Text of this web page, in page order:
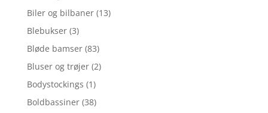
Biler og bilbaner (13)
Blebukser (3)
Bløde bamser (83)
Bluser og trøjer (2)
Bodystockings (1)
Boldbassiner (38)